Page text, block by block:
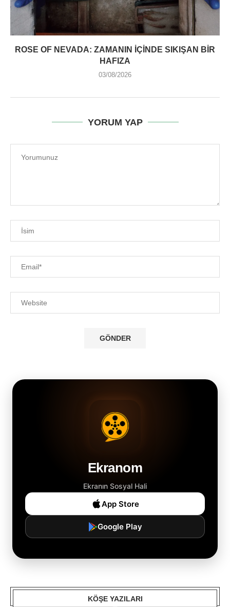
ROSE OF NEVADA: ZAMANIN İÇINDE SIKIŞAN BIR
HAFIZA
03/08/2026
YORUM YAP
Ekranom
Ekranın Sosyal Hali
App Store
Google Play
KÖŞE YAZILARI